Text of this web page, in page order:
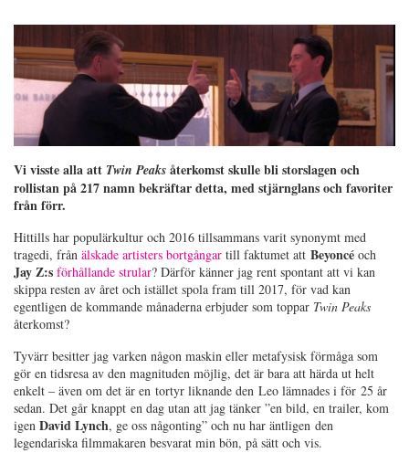
Vi visste alla att Twin Peaks återkomst skulle bli storslagen och
rollistan på 217 namn bekräftar detta, med stjärnglans och favoriter
från förr.
Hittills har populärkultur och 2016 tillsammans varit synonymt med
tragedi, från älskade artisters bortgångar till faktumet att Beyoncé och
Jay Z:s förhållande strular? Därför känner jag rent spontant att vi kan
skippa resten av året och istället spola fram till 2017, för vad kan
egentligen de kommande månaderna erbjuder som toppar Twin Peaks
återkomst?
Tyvärr besitter jag varken någon maskin eller metafysisk förmåga som
gör en tidsresa av den magnituden möjlig, det är bara att härda ut helt
enkelt – även om det är en tortyr liknande den Leo lämnades i för 25 år
sedan. Det går knappt en dag utan att jag tänker ”en bild, en trailer, kom
igen David Lynch, ge oss någonting” och nu har äntligen den
legendariska filmmakaren besvarat min bön, på sätt och vis.